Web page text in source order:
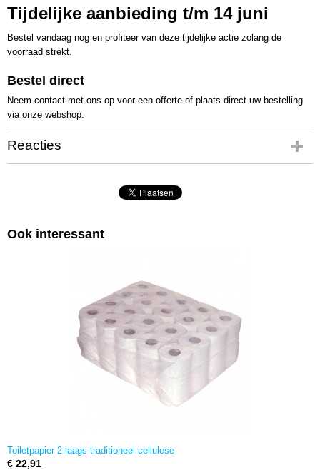
Tijdelijke aanbieding t/m 14 juni
Bestel vandaag nog en profiteer van deze tijdelijke actie zolang de
voorraad strekt.
Bestel direct
Neem contact met ons op voor een offerte of plaats direct uw bestelling
via onze webshop.
Reacties
Ook interessant
Toiletpapier 2-laags traditioneel cellulose
€ 22,91